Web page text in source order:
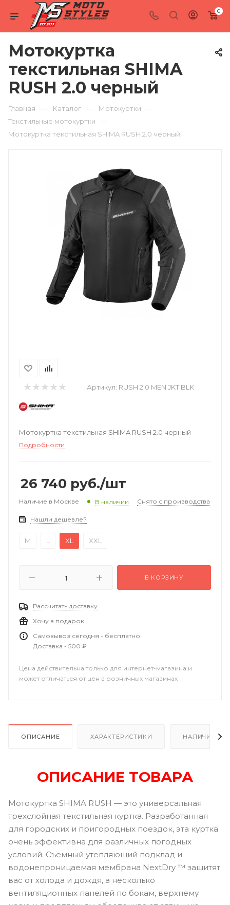
0
Мотокуртка
текстильная SHIMA
RUSH 2.0 черный
Главная — Каталог — Мотокуртки —
Текстильные мотокуртки —
Мотокуртка текстильная SHIMA RUSH 2.0 черный
Артикул: RUSH 2.0 MEN JKT BLK
Мотокуртка текстильная SHIMA RUSH 2.0 черный
Подробности
26 740 руб./шт
Наличие в Москве В наличии Снято с производства
Нашли дешевле?
M L XL XXL
В КОРЗИНУ
Рассчитать доставку
Хочу в подарок
Самовывоз сегодня - бесплатно
Доставка - 500 ₽
Цена действительна только для интернет-магазина и
может отличаться от цен в розничных магазинах
ОПИСАНИЕ ХАРАКТЕРИСТИКИ НАЛИЧИЕ
ОПИСАНИЕ ТОВАРА
Мотокуртка SHIMA RUSH — это универсальная
трехслойная текстильная куртка. Разработанная
для городских и пригородных поездок, эта куртка
очень эффективна для различных погодных
условий. Съемный утепляющий подклад и
водонепроницаемая мембрана NextDry ™ защитят
вас от холода и дождя, а несколько
вентиляционных панелей по бокам, верхнему